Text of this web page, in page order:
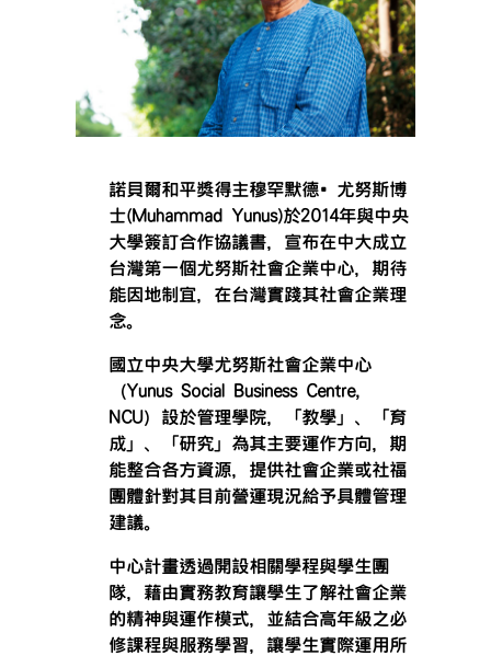
諾貝爾和平獎得主穆罕默德•尤努斯博
士(Muhammad Yunus)於2014年與中央
大學簽訂合作協議書，宣布在中大成立
台灣第一個尤努斯社會企業中心，期待
能因地制宜，在台灣實踐其社會企業理
念。
國立中央大學尤努斯社會企業中心
（Yunus Social Business Centre,
NCU）設於管理學院，「教學」、「育
成」、「研究」為其主要運作方向，期
能整合各方資源，提供社會企業或社福
團體針對其目前營運現況給予具體管理
建議。
中心計畫透過開設相關學程與學生團
隊，藉由實務教育讓學生了解社會企業
的精神與運作模式，並結合高年級之必
修課程與服務學習，讓學生實際運用所